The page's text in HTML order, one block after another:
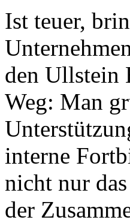
Ist teuer,
den Ullstein
Weg: Man
interne
nicht nur
der